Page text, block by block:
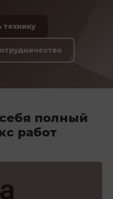
технику
полный
работ